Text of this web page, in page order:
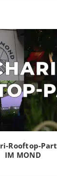
Rooftop-
IM MOND